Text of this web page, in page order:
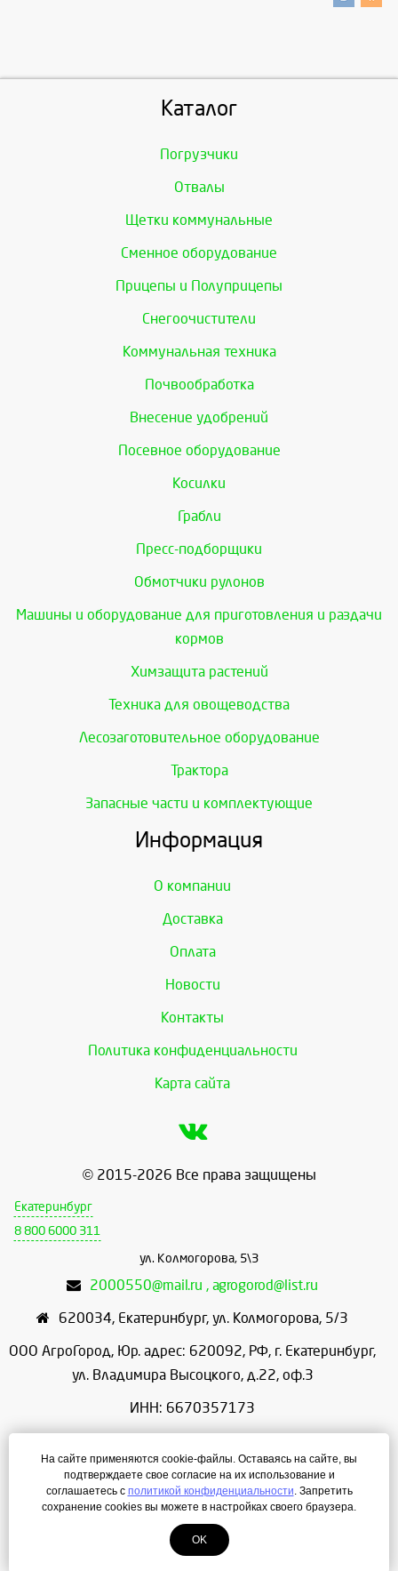
Каталог
Погрузчики
Отвалы
Щетки коммунальные
Сменное оборудование
Прицепы и Полуприцепы
Снегоочистители
Коммунальная техника
Почвообработка
Внесение удобрений
Посевное оборудование
Косилки
Грабли
Пресс-подборщики
Обмотчики рулонов
Машины и оборудование для приготовления и раздачи
кормов
Химзащита растений
Техника для овощеводства
Лесозаготовительное оборудование
Трактора
Запасные части и комплектующие
Информация
О компании
Доставка
Оплата
Новости
Контакты
Политика конфиденциальности
Карта сайта
© 2015-2026 Все права защищены
Екатеринбург
8 800 6000 311
ул. Колмогорова, 5\3
2000550@mail.ru , agrogorod@list.ru
620034, Екатеринбург, ул. Колмогорова, 5/3
ООО АгроГород, Юр. адрес: 620092, РФ, г. Екатеринбург,
ул. Владимира Высоцкого, д.22, оф.3
ИНН: 6670357173
ОГРН: 1156658086166
Режим работы: с 9:00 до 18:00
Создание сайта — ЛегионА
На сайте применяются cookie-файлы. Оставаясь на сайте, вы
подтверждаете свое согласие на их использование и
соглашаетесь с политикой конфиденциальности. Запретить
сохранение cookies вы можете в настройках своего браузера.
OK